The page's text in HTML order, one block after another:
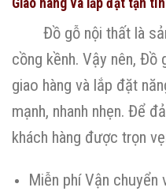
Giao hàng và lắp đặt tận
Đồ gỗ nội thất là sản
cồng kềnh. Vậy nên,
giao hàng và lắp đặt
mạnh, nhanh nhẹn. Để
khách hàng được trọn
Miễn phí Vận chuyển